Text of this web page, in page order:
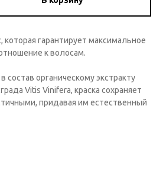
которая гарантирует максимальное
к волосам.
органическому экстракту
Vitis Vinifera, краска сохраняет
придавая им естественный